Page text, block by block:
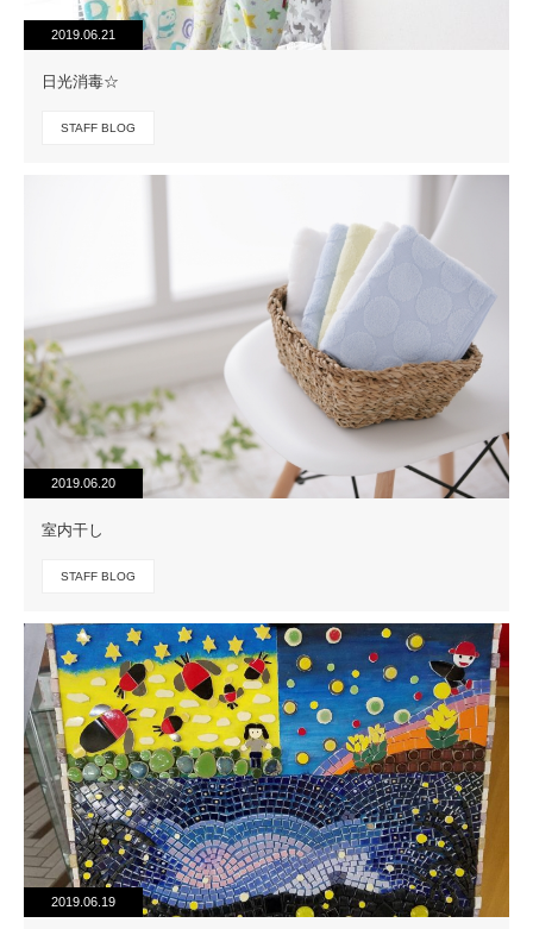
2019.06.21
日光消毒☆
STAFF BLOG
2019.06.20
室内干し
STAFF BLOG
2019.06.19